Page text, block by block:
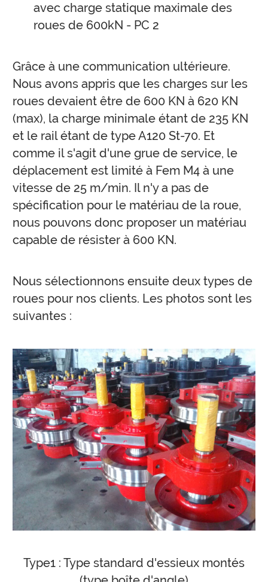
avec charge statique maximale des
roues de 600kN - PC 2
Grâce à une communication ultérieure.
Nous avons appris que les charges sur les
roues devaient être de 600 KN à 620 KN
(max), la charge minimale étant de 235 KN
et le rail étant de type A120 St-70. Et
comme il s'agit d'une grue de service, le
déplacement est limité à Fem M4 à une
vitesse de 25 m/min. Il n'y a pas de
spécification pour le matériau de la roue,
nous pouvons donc proposer un matériau
capable de résister à 600 KN.
Nous sélectionnons ensuite deux types de
roues pour nos clients. Les photos sont les
suivantes :
Type1 : Type standard d'essieux montés